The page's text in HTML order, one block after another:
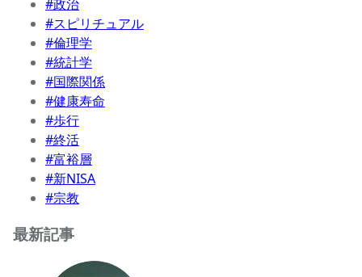
#政治
#スピリチュアル
#倫理学
#統計学
#国際関係
#健康寿命
#歩行
#終活
#富裕層
#新NISA
#宗教
最新記事